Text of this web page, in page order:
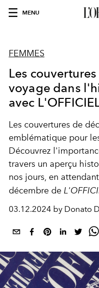
MENU
FEMMES
Les
voyage dans
avec
Les couvertures de
emblématique pour
Découvrez
travers un aperçu
nos jours, en
décembre de
03.12.2024 by Donato